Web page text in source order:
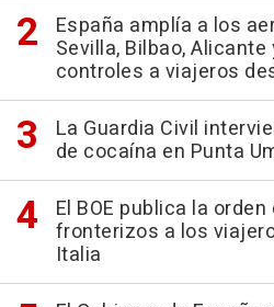
España amplía a los
Sevilla, Bilbao,
controles a viajeros
La Guardia Civil
de cocaína en Punta
El BOE publica la
fronterizos a los
Italia